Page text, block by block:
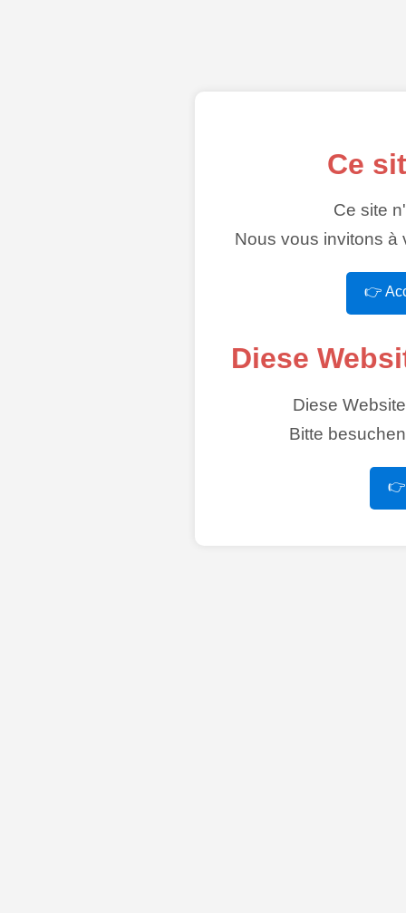
Ce
Ce site
Nous vous invitons à
👉
Diese
Diese
Bitte
👉